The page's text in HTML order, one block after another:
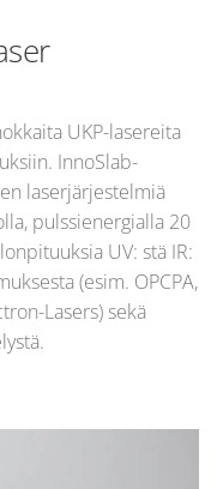
UKP-lasereita
InnoSlab-
laserjärjestelmiä
pulssienergialla 20
UV: stä IR:
(esim. OPCPA,
Lasers) sekä